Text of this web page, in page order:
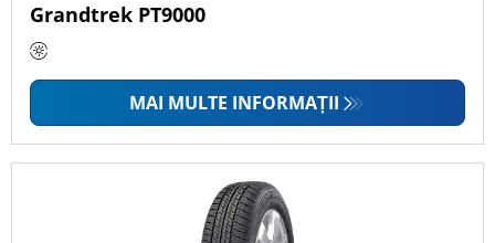
Grandtrek PT9000
MAI MULTE INFORMAȚII